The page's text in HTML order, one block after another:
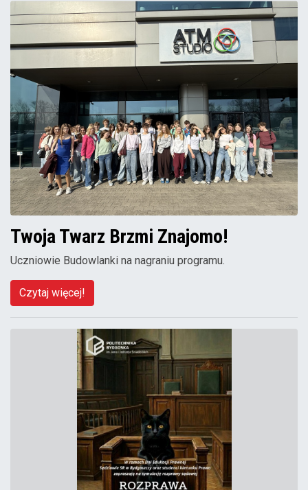
Twoja Twarz Brzmi Znajomo!
Uczniowie Budowlanki na nagraniu programu.
Czytaj więcej!